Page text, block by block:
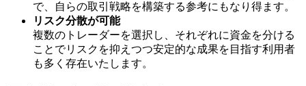
で、自らの取引戦略を構築する参考にもなり得ます。
リスク分散が可能
複数のトレーダーを選択し、それぞれに資金を分ける
ことでリスクを抑えつつ安定的な成果を目指す利用者
も多く存在いたします。